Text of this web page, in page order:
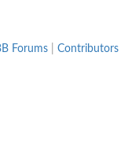
Forums Contributors